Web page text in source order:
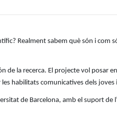
Realment sabem què són i com
la recerca. El projecte vol posar
habilitats comunicatives dels joves
de Barcelona, amb el suport de